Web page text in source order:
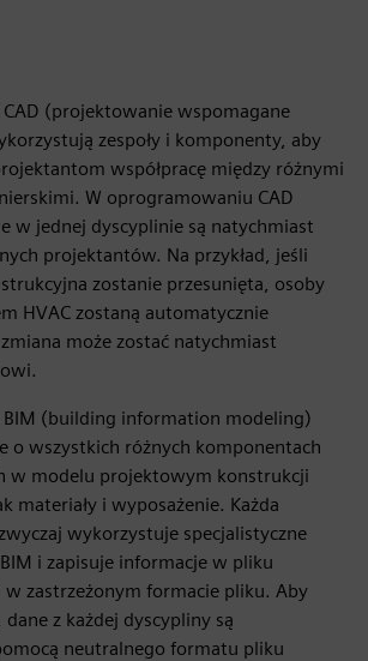
CAD (projektowanie wspomagane
zespoły i komponenty, aby
współpracę między różnymi
W oprogramowaniu CAD
w jednej dyscyplinie są natychmiast
projektantów. Na przykład, jeśli
zostanie przesunięta, osoby
HVAC zostaną automatycznie
może zostać natychmiast
(building information modeling)
o wszystkich różnych komponentach
w modelu projektowym konstrukcji
materiały i wyposażenie. Każda
wykorzystuje specjalistyczne
i zapisuje informacje w pliku
w zastrzeżonym formacie pliku. Aby
z każdej dyscypliny są
neutralnego formatu pliku